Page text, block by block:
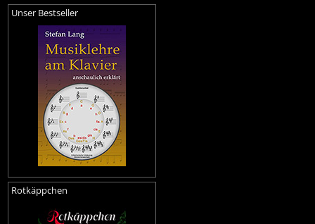
Unser Bestseller
Rotkäppchen